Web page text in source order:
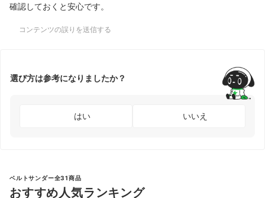
確認しておくと安心です。
コンテンツの誤りを送信する
選び方は参考になりましたか？
はい いいえ
ベルトサンダー全31商品
おすすめ人気ランキング